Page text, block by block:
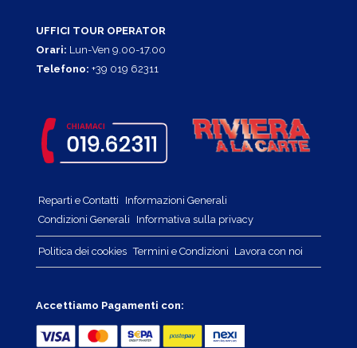
UFFICI TOUR OPERATOR
Orari: Lun-Ven 9.00-17.00
Telefono: +39 019 62311
Reparti e Contatti
Informazioni Generali
Condizioni Generali
Informativa sulla privacy
Politica dei cookies Termini e Condizioni Lavora con noi
Accettiamo Pagamenti con: